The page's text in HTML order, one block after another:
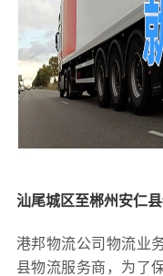
汕尾城区至郴州安仁
港邦物流公司物流业
县物流服务商，为了